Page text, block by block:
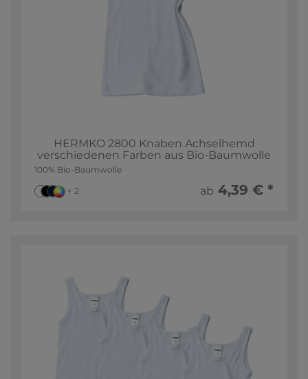
HERMKO 2800 Knaben Achselhemd
verschiedenen Farben aus Bio-Baumwolle
100% Bio-Baumwolle
+ 2 ab 4,39 € *